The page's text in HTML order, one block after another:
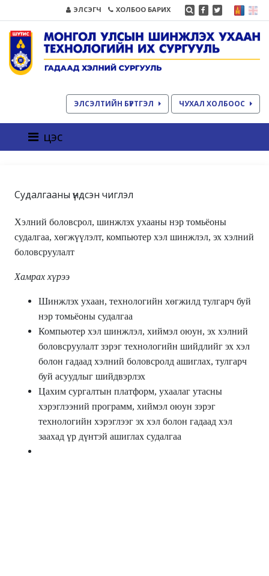
ЭЛСЭГЧ ХОЛБОО БАРИХ
ЭЛСЭЛТИЙН БҮРТГЭЛ ЧУХАЛ ХОЛБООС
цэс
Судалгааны үндсэн чиглэл
Хэлний боловсрол, шинжлэх ухааны нэр томьёоны
судалгаа, хөгжүүлэлт, компьютер хэл шинжлэл, эх хэлний
боловсруулалт
Хамрах хүрээ
Шинжлэх ухаан, технологийн хөгжилд тулгарч буй
нэр томьёоны судалгаа
Компьютер хэл шинжлэл, хиймэл оюун, эх хэлний
боловсруулалт зэрэг технологийн шийдлийг эх хэл
болон гадаад хэлний боловсролд ашиглах, тулгарч
буй асуудлыг шийдвэрлэх
Цахим сургалтын платформ, ухаалаг утасны
хэрэглээний программ, хиймэл оюун зэрэг
технологийн хэрэглээг эх хэл болон гадаад хэл
заахад үр дүнтэй ашиглах судалгаа